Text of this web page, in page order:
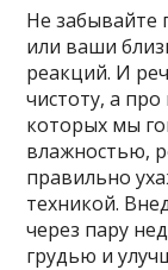
Не забывайте
или ваши
реакций. И
чистоту, а
которых мы
влажностью,
правильно
техникой.
через пару
грудью и